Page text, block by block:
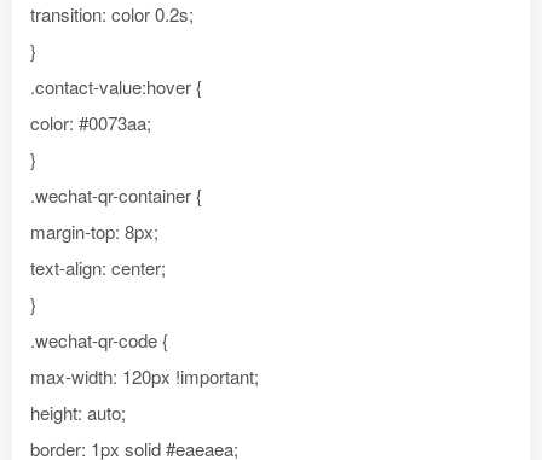
transition: color 0.2s;
}
.contact-value:hover {
color: #0073aa;
}
.wechat-qr-container {
margin-top: 8px;
text-align: center;
}
.wechat-qr-code {
max-width: 120px !important;
height: auto;
border: 1px solid #eaeaea;